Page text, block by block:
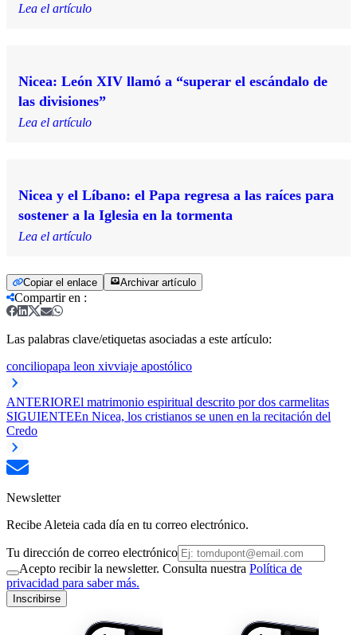
Lea el artículo
Nicea: León XIV llamó a “superar el escándalo de
las divisiones”
Lea el artículo
Nicea y el Líbano: el Papa regresa a las raíces para
sostener a la Iglesia en la tormenta
Lea el artículo
Copiar el enlace Archivar artículo
Compartir en :
Las palabras clave/etiquetas asociadas a este artículo:
conciliopapa leon xivviaje apostólico
ANTERIOREl matrimonio espiritual descrito por dos carmelitas
SIGUIENTEEn Nicea, los cristianos se unen en la recitación del
Credo
Newsletter
Recibe Aleteia cada día en tu correo electrónico.
Tu dirección de correo electrónico
Acepto recibir la newsletter. Consulta nuestra Política de
privacidad para saber más.
Inscribirse